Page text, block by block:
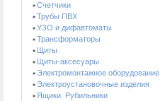
Счетчики
Трубы ПВХ
УЗО и дифавтоматы
Трансформаторы
Щиты
Щиты-аксесуары
Электромонтажное оборудование
Электроустановочные изделия
Ящики. Рубильники